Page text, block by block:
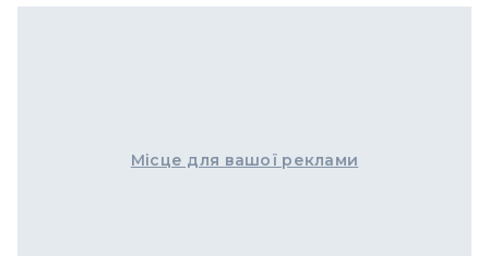
Місце для вашої реклами